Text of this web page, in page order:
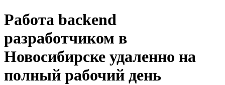
Работа backend
разработчиком в
Новосибирске удаленно на
полный рабочий день